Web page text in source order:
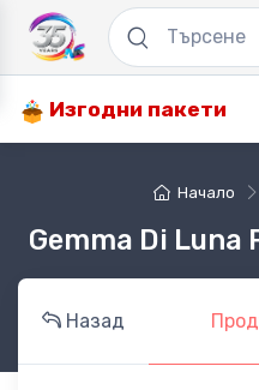
Изгодни пакети
Начало
Gemma Di Luna
Назад